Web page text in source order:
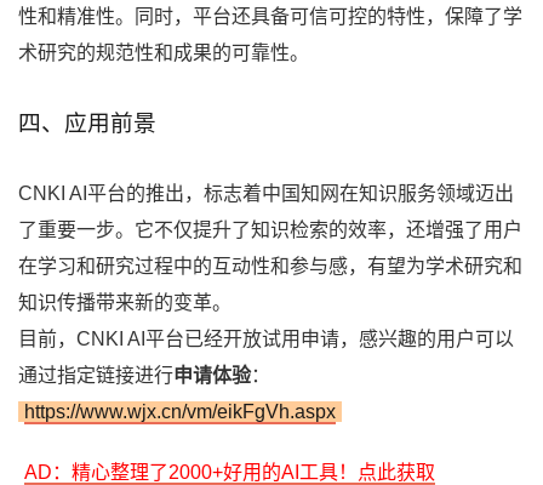
性和精准性。同时，平台还具备可信可控的特性，保障了学
术研究的规范性和成果的可靠性。
四、应用前景
CNKI AI平台的推出，标志着中国知网在知识服务领域迈出
了重要一步。它不仅提升了知识检索的效率，还增强了用户
在学习和研究过程中的互动性和参与感，有望为学术研究和
知识传播带来新的变革。
目前，CNKI AI平台已经开放试用申请，感兴趣的用户可以
通过指定链接进行申请体验：
https://www.wjx.cn/vm/eikFgVh.aspx
AD：精心整理了2000+好用的AI工具！点此获取